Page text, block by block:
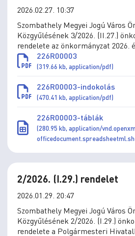
2026.02.27. 10:37
Szombathely Megyei Jogú Város
Közgyűlésének 3/2026. (II.27.)
rendelete az önkormányzat 2026.
226R00003
(319.66 kb, application/pdf)
226R00003-indokolás
(470.41 kb, application/pdf)
226R00003-táblák
(280.95 kb, application/
2/2026. (I.29.) rendelet
2026.01.29. 20:47
Szombathely Megyei Jogú Város
Közgyűlésének 2/2026. (I.29.)
rendelete a Polgármesteri